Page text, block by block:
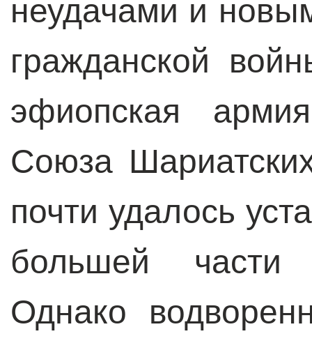
неудачами и
гражданской
эфиопская
Союза
почти удалось
большей части
Однако